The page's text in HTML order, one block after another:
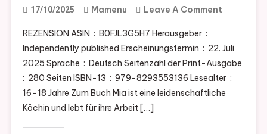
17/10/2025 Mamenu Leave A CommentOn
In
Limone“
Von
Claire
REZENSION ASIN ‏ : ‎ B0FJL3G5H7 Herausgeber ‏ : ‎
Independently published Erscheinungstermin ‏ : ‎ 22. Juli
2025 Sprache ‏ : ‎ Deutsch Seitenzahl der Print-Ausgabe ‏
: ‎ 280 Seiten ISBN-13 ‏ : ‎ 979-8293553136 Lesealter ‏ : ‎
16–18 Jahre Zum Buch Mia ist eine leidenschaftliche
Köchin und lebt für ihre Arbeit […]